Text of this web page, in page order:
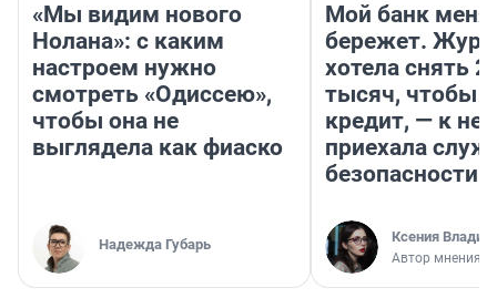
«Мы видим нового
Нолана»: с каким
настроем нужно
смотреть «Одиссею»,
чтобы она не
выглядела как фиаско
Надежда Губарь
Мой банк меня
бережет.
хотела снять
тысяч, чтобы
кредит, — к
приехала
безопасности
Ксения
Автор мнения